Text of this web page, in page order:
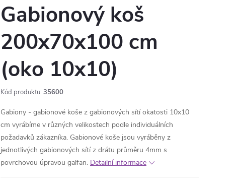
Gabionový koš
200x70x100 cm
(oko 10x10)
Kód produktu: 35600
Gabiony - gabionové koše z gabionových sítí okatosti 10x10
cm vyrábíme v různých velikostech podle individuálních
požadavků zákazníka. Gabionové koše jsou vyráběny z
jednotlivých gabionových sítí z drátu průměru 4mm s
povrchovou úpravou galfan. Detailní informace